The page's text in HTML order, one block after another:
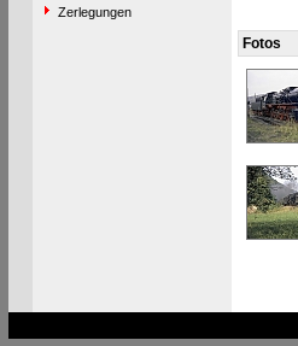
Zerlegungen
Fotos